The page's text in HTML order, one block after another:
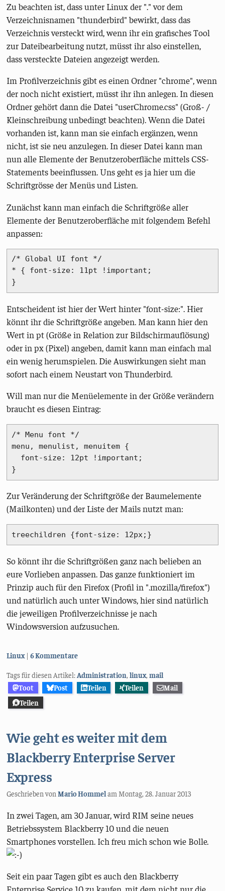
Zu beachten ist, dass unter Linux der "." vor dem
Verzeichnisnamen "thunderbird" bewirkt, dass das
Verzeichnis versteckt wird, wenn ihr ein grafisches Tool
zur Dateibearbeitung nutzt, müsst ihr also einstellen,
dass versteckte Dateien angezeigt werden.
Im Profilverzeichnis gibt es einen Ordner "chrome", wenn
der noch nicht existiert, müsst ihr ihn anlegen. In diesen
Ordner gehört dann die Datei "userChrome.css" (Groß- /
Kleinschreibung unbedingt beachten). Wenn die Datei
vorhanden ist, kann man sie einfach ergänzen, wenn
nicht, ist sie neu anzulegen. In dieser Datei kann man
nun alle Elemente der Benutzeroberfläche mittels CSS-
Statements beeinflussen. Uns geht es ja hier um die
Schriftgrösse der Menüs und Listen.
Zunächst kann man einfach die Schriftgröße aller
Elemente der Benutzeroberfläche mit folgendem Befehl
anpassen:
/* Global UI font */
* { font-size: 11pt !important;
}
Entscheident ist hier der Wert hinter "font-size:". Hier
könnt ihr die Schriftgröße angeben. Man kann hier den
Wert in pt (Größe in Relation zur Bildschirmauflösung)
oder in px (Pixel) angeben, damit kann man einfach mal
ein wenig herumspielen. Die Auswirkungen sieht man
sofort nach einem Neustart von Thunderbird.
Will man nur die Menüelemente in der Größe verändern
braucht es diesen Eintrag:
/* Menu font */
menu, menulist, menuitem {
Zur Veränderung der Schriftgröße der Baumelemente
(Mailkonten) und der Liste der Mails nutzt man:
treechildren {font-size: 12px;}
So könnt ihr die Schriftgrößen ganz nach belieben an
eure Vorlieben anpassen. Das ganze funktioniert im
Prinzip auch für den Firefox (Profil in ".mozilla/firefox")
und natürlich auch unter Windows, hier sind natürlich
die jeweiligen Profilverzeichnisse je nach
Windowsversion aufzusuchen.
Kategorien:
Linux 6 Kommentare
Tags für diesen Artikel:Administration,linux,mail
Toot
Post Teilen Teilen
Mail
Teilen
Wie geht es weiter mit dem
Blackberry Enterprise Server
Express
Geschrieben vonMario Hommelam Montag, 28. Januar 2013
In zwei Tagen, am 30 Januar, wird RIM seine neues
Betriebssystem Blackberry 10 und die neuen
Smartphones vorstellen. Ich freu mich schon wie Bolle.
Seit ein paar Tagen gibt es auch den Blackberry